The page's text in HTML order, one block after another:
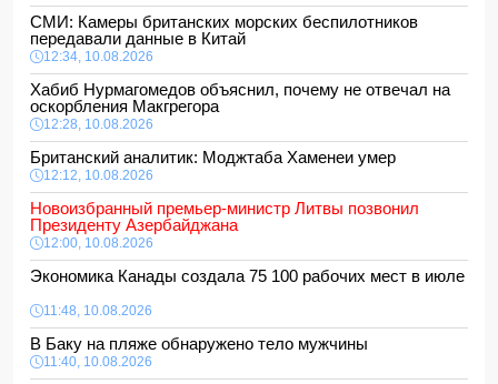
СМИ: Камеры британских морских беспилотников
передавали данные в Китай
12:34, 10.08.2026
Хабиб Нурмагомедов объяснил, почему не отвечал на
оскорбления Макгрегора
12:28, 10.08.2026
Британский аналитик: Моджтаба Хаменеи умер
12:12, 10.08.2026
Новоизбранный премьер-министр Литвы позвонил
Президенту Азербайджана
12:00, 10.08.2026
Экономика Канады создала 75 100 рабочих мест в июле
11:48, 10.08.2026
В Баку на пляже обнаружено тело мужчины
11:40, 10.08.2026